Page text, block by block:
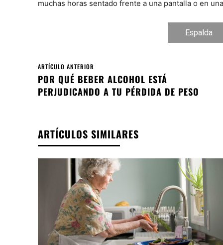
muchas horas sentado frente a una pantalla o en
Espalda
ARTÍCULO ANTERIOR
POR QUÉ BEBER ALCOHOL ESTÁ
PERJUDICANDO A TU PÉRDIDA DE PESO
ARTÍCULOS SIMILARES